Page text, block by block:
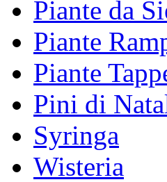
Piante da
Piante
Piante
Pini di
Syringa
Wisteria